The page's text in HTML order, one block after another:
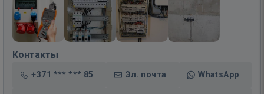
Контакты
+371 *** *** 85 Эл. почта WhatsApp